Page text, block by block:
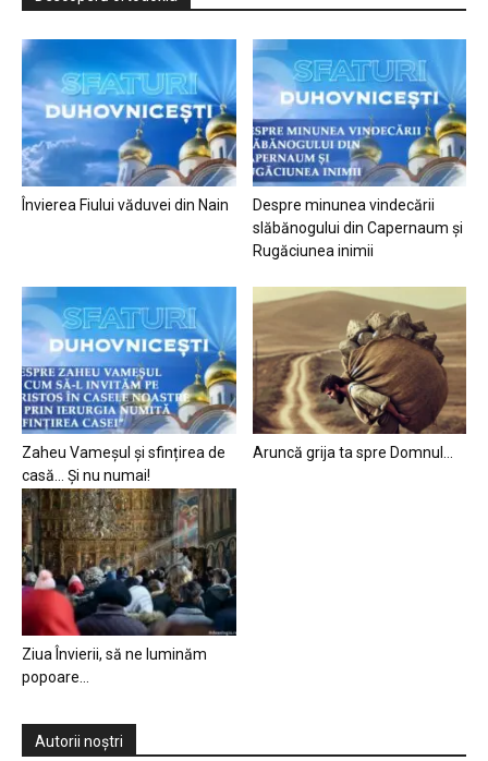
Învierea Fiului văduvei din Nain
Despre minunea vindecării
slăbănogului din Capernaum și
Rugăciunea inimii
Zaheu Vameșul și sfințirea de
casă… Și nu numai!
Aruncă grija ta spre Domnul…
Ziua Învierii, să ne luminăm
popoare…
Autorii noștri